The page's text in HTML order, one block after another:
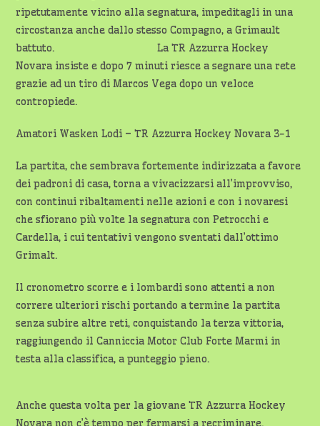
ripetutamente vicino alla segnatura, impeditagli in una
circostanza anche dallo stesso Compagno, a Grimault
battuto. La TR Azzurra Hockey
Novara insiste e dopo 7 minuti riesce a segnare una rete
grazie ad un tiro di Marcos Vega dopo un veloce
contropiede.
Amatori Wasken Lodi – TR Azzurra Hockey Novara 3-1
La partita, che sembrava fortemente indirizzata a favore
dei padroni di casa, torna a vivacizzarsi all’improvviso,
con continui ribaltamenti nelle azioni e con i novaresi
che sfiorano più volte la segnatura con Petrocchi e
Cardella, i cui tentativi vengono sventati dall’ottimo
Grimalt.
Il cronometro scorre e i lombardi sono attenti a non
correre ulteriori rischi portando a termine la partita
senza subire altre reti, conquistando la terza vittoria,
raggiungendo il Canniccia Motor Club Forte Marmi in
testa alla classifica, a punteggio pieno.
Anche questa volta per la giovane TR Azzurra Hockey
Novara non c’è tempo per fermarsi a recriminare.